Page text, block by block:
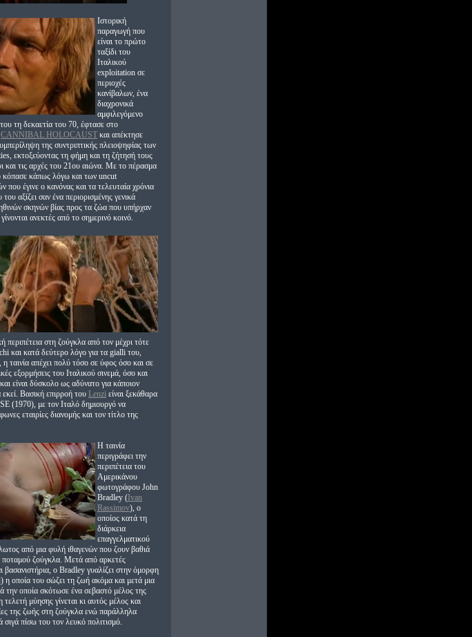
Ιστορική
παραγωγή που
είναι το πρώτο
ταξίδι του
Ιταλικού
exploitation σε
περιοχές
κανίβαλων, ένα
διαχρονικά
αμφιλεγόμενο
τη δεκαετία του 70, έφτασε στο
CANNIBAL HOLOCAUST και απέκτησε
της συντριπτικής πλειοψηφίας των
εκτοξεύοντας τη φήμη και τη ζήτησή τους
και τις αρχές του 21ου αιώνα. Με το πέρασμα
κόπασε κάπως λόγω και των uncut
που έγινε ο κανόνας και τα τελευταία χρόνια
αξίζει σαν ένα περιορισμένης γενικά
σκηνών βίας προς τα ζώα που υπήρχαν
ανεκτές από το σημερινό κοινό.
περιπέτεια στη ζούγκλα από τον μέχρι τότε
και κατά δεύτερο λόγο για τα gialli του,
ταινία απέχει πολύ τόσο σε ύφος όσο και σε
εξορμήσεις του Ιταλικού σινεμά, όσο και
είναι δύσκολο ως αδύνατο για κάποιον
εκεί. Βασική επιρροή του Lenzi είναι ξεκάθαρα
(1970), με τον Ιταλό δημιουργό να
εταιρίες διανομής και τον τίτλο της
Η ταινία
περιγράφει την
περιπέτεια του
Αμερικάνου
φωτογράφου John
Bradley ( Ivan
Rassimov), ο
οποίος κατά τη
διάρκεια
επαγγελματικού
από μια φυλή ιθαγενών που ζουν βαθιά
ποταμού ζούγκλα. Μετά από αρκετές
βασανιστήρια, ο Bradley γυαλίζει στην όμορφη
) η οποία του σώζει τη ζωή ακόμα και μετά μια
την οποία σκότωσε ένα σεβαστό μέλος της
μύησης γίνεται κι αυτός μέλος και
της ζωής στη ζούγκλα ενώ παράλληλα
πίσω του τον λευκό πολιτισμό.